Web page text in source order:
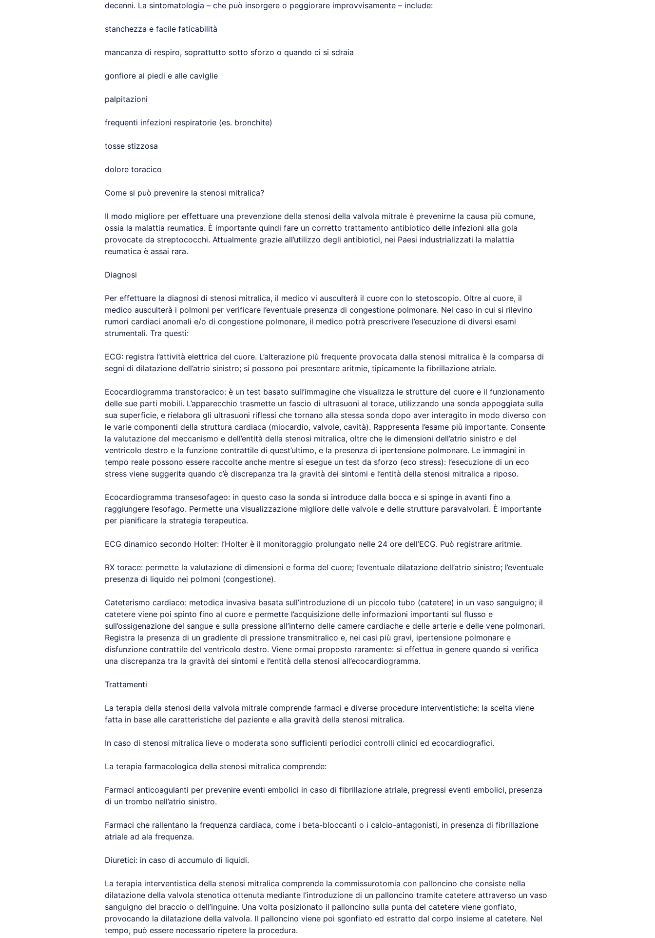
decenni. La sintomatologia – che può insorgere o peggiorare improvvisamente – include:
stanchezza e facile faticabilità
mancanza di respiro, soprattutto sotto sforzo o quando ci si sdraia
gonfiore ai piedi e alle caviglie
palpitazioni
frequenti infezioni respiratorie (es. bronchite)
tosse stizzosa
dolore toracico
Come si può prevenire la stenosi mitralica?
Il modo migliore per effettuare una prevenzione della stenosi della valvola mitrale è prevenirne la causa più comune,
ossia la malattia reumatica. È importante quindi fare un corretto trattamento antibiotico delle infezioni alla gola
provocate da streptococchi. Attualmente grazie all’utilizzo degli antibiotici, nei Paesi industrializzati la malattia
reumatica è assai rara.
Diagnosi
Per effettuare la diagnosi di stenosi mitralica, il medico vi ausculterà il cuore con lo stetoscopio. Oltre al cuore, il
medico ausculterà i polmoni per verificare l’eventuale presenza di congestione polmonare. Nel caso in cui si rilevino
rumori cardiaci anomali e/o di congestione polmonare, il medico potrà prescrivere l’esecuzione di diversi esami
strumentali. Tra questi:
ECG: registra l’attività elettrica del cuore. L’alterazione più frequente provocata dalla stenosi mitralica è la comparsa di
segni di dilatazione dell’atrio sinistro; si possono poi presentare aritmie, tipicamente la fibrillazione atriale.
Ecocardiogramma transtoracico: è un test basato sull’immagine che visualizza le strutture del cuore e il funzionamento
delle sue parti mobili. L’apparecchio trasmette un fascio di ultrasuoni al torace, utilizzando una sonda appoggiata sulla
sua superficie, e rielabora gli ultrasuoni riflessi che tornano alla stessa sonda dopo aver interagito in modo diverso con
le varie componenti della struttura cardiaca (miocardio, valvole, cavità). Rappresenta l’esame più importante. Consente
la valutazione del meccanismo e dell’entità della stenosi mitralica, oltre che le dimensioni dell’atrio sinistro e del
ventricolo destro e la funzione contrattile di quest’ultimo, e la presenza di ipertensione polmonare. Le immagini in
tempo reale possono essere raccolte anche mentre si esegue un test da sforzo (eco stress): l’esecuzione di un eco
stress viene suggerita quando c’è discrepanza tra la gravità dei sintomi e l’entità della stenosi mitralica a riposo.
Ecocardiogramma transesofageo: in questo caso la sonda si introduce dalla bocca e si spinge in avanti fino a
raggiungere l’esofago. Permette una visualizzazione migliore delle valvole e delle strutture paravalvolari. È importante
per pianificare la strategia terapeutica.
ECG dinamico secondo Holter: l’Holter è il monitoraggio prolungato nelle 24 ore dell’ECG. Può registrare aritmie.
RX torace: permette la valutazione di dimensioni e forma del cuore; l’eventuale dilatazione dell’atrio sinistro; l’eventuale
presenza di liquido nei polmoni (congestione).
Cateterismo cardiaco: metodica invasiva basata sull’introduzione di un piccolo tubo (catetere) in un vaso sanguigno; il
catetere viene poi spinto fino al cuore e permette l’acquisizione delle informazioni importanti sul flusso e
sull’ossigenazione del sangue e sulla pressione all’interno delle camere cardiache e delle arterie e delle vene polmonari.
Registra la presenza di un gradiente di pressione transmitralico e, nei casi più gravi, ipertensione polmonare e
disfunzione contrattile del ventricolo destro. Viene ormai proposto raramente: si effettua in genere quando si verifica
una discrepanza tra la gravità dei sintomi e l’entità della stenosi all’ecocardiogramma.
Trattamenti
La terapia della stenosi della valvola mitrale comprende farmaci e diverse procedure interventistiche: la scelta viene
fatta in base alle caratteristiche del paziente e alla gravità della stenosi mitralica.
In caso di stenosi mitralica lieve o moderata sono sufficienti periodici controlli clinici ed ecocardiografici.
La terapia farmacologica della stenosi mitralica comprende:
Farmaci anticoagulanti per prevenire eventi embolici in caso di fibrillazione atriale, pregressi eventi embolici, presenza
di un trombo nell’atrio sinistro.
Farmaci che rallentano la frequenza cardiaca, come i beta-bloccanti o i calcio-antagonisti, in presenza di fibrillazione
atriale ad ala frequenza.
Diuretici: in caso di accumulo di liquidi.
La terapia interventistica della stenosi mitralica comprende la commissurotomia con palloncino che consiste nella
dilatazione della valvola stenotica ottenuta mediante l’introduzione di un palloncino tramite catetere attraverso un vaso
sanguigno del braccio o dell’inguine. Una volta posizionato il palloncino sulla punta del catetere viene gonfiato,
provocando la dilatazione della valvola. Il palloncino viene poi sgonfiato ed estratto dal corpo insieme al catetere. Nel
tempo, può essere necessario ripetere la procedura.